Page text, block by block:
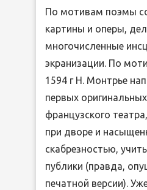
По мотивам поэмы
картины и оперы,
многочисленные
экранизации. По
1594 г Н. Монтрье
первых
французского
при дворе и
скабрезностью,
публики (правда,
печатной версии).